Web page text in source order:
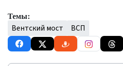
Темы:
Вентский мост ВСП